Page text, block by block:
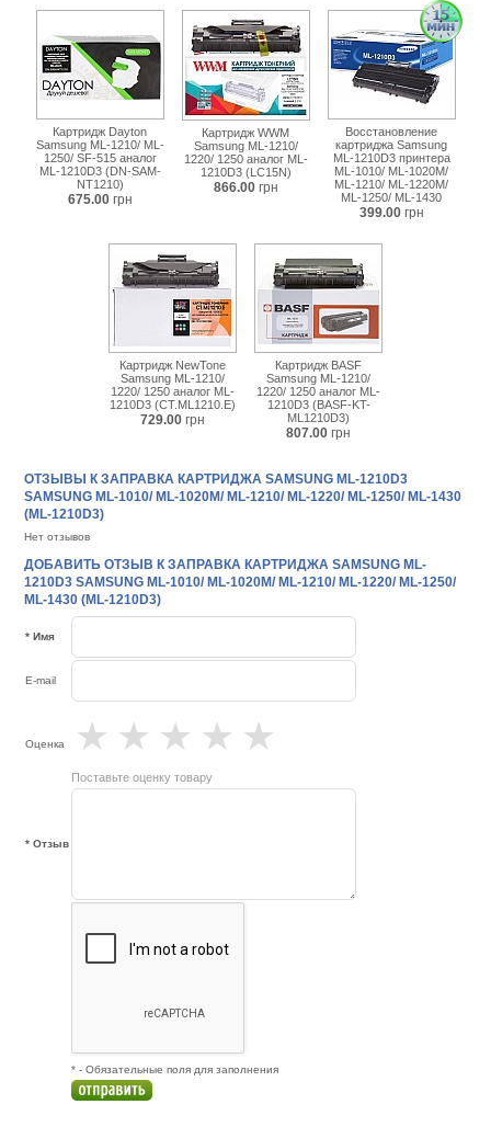
ml-
1250-
ml-
1430-
1210d3.html
Картридж Dayton
Samsung ML-1210/ ML-
1250/ SF-515 аналог
ML-1210D3 (DN-SAM-
NT1210)
675.00 грн
Картридж WWM
Samsung ML-1210/
1220/ 1250 аналог ML-
1210D3 (LC15N)
866.00 грн
Восстановление
картриджа Samsung
ML-1210D3 принтера
ML-1010/ ML-1020M/
ML-1210/ ML-1220M/
ML-1250/ ML-1430
399.00 грн
Картридж NewTone
Samsung ML-1210/
1220/ 1250 аналог ML-
1210D3 (CT.ML1210.E)
729.00 грн
Картридж BASF
Samsung ML-1210/
1220/ 1250 аналог ML-
1210D3 (BASF-KT-
ML1210D3)
807.00 грн
ОТЗЫВЫ К ЗАПРАВКА КАРТРИДЖА SAMSUNG ML-1210D3
SAMSUNG ML-1010/ ML-1020M/ ML-1210/ ML-1220/ ML-1250/ ML-1430
(ML-1210D3)
Нет отзывов
ДОБАВИТЬ ОТЗЫВ К ЗАПРАВКА КАРТРИДЖА SAMSUNG ML-
1210D3 SAMSUNG ML-1010/ ML-1020M/ ML-1210/ ML-1220/ ML-1250/
ML-1430 (ML-1210D3)
* Имя
E-mail
Оценка ★
★
★
★
★
Поставьте оценку товару
* Отзыв
* - Обязательные поля для заполнения